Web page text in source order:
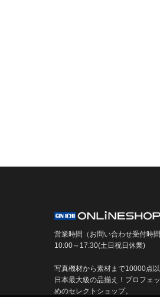
営業時間（お問い合わせ受付時間
10:00～17:30(土日祝日休業)
写真機材から素材まで10000点以
日本最大級の品揃え！プロフェ
めのセレクトショップ。